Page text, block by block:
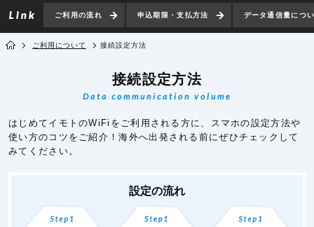
ご利用の流れ 申込期限・支払方法 データ通信量につ
ご利用について 接続設定方法
接続設定方法
Data communication volume
はじめてイモトのWiFiをご利用される方に、スマホの設定方法や
使い方のコツをご紹介！海外へ出発される前にぜひチェックして
みてください。
設定の流れ